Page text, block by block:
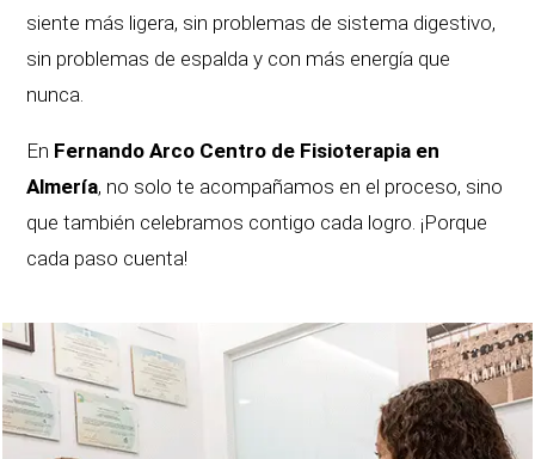
siente más ligera, sin problemas de sistema digestivo,
sin problemas de espalda y con más energía que
nunca.
En Fernando Arco Centro de Fisioterapia en
Almería, no solo te acompañamos en el proceso, sino
que también celebramos contigo cada logro. ¡Porque
cada paso cuenta!